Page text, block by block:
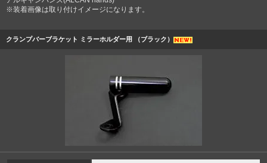
※装着画像は取り付けイメージになります。
クランプバーブラケット ミラーホルダー用 （ブラック）